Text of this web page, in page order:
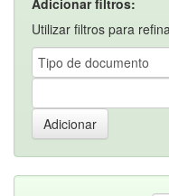
Adicionar filtros:
Utilizar filtros para